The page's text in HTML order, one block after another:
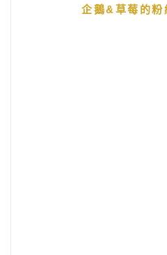
企鵝&草莓的粉